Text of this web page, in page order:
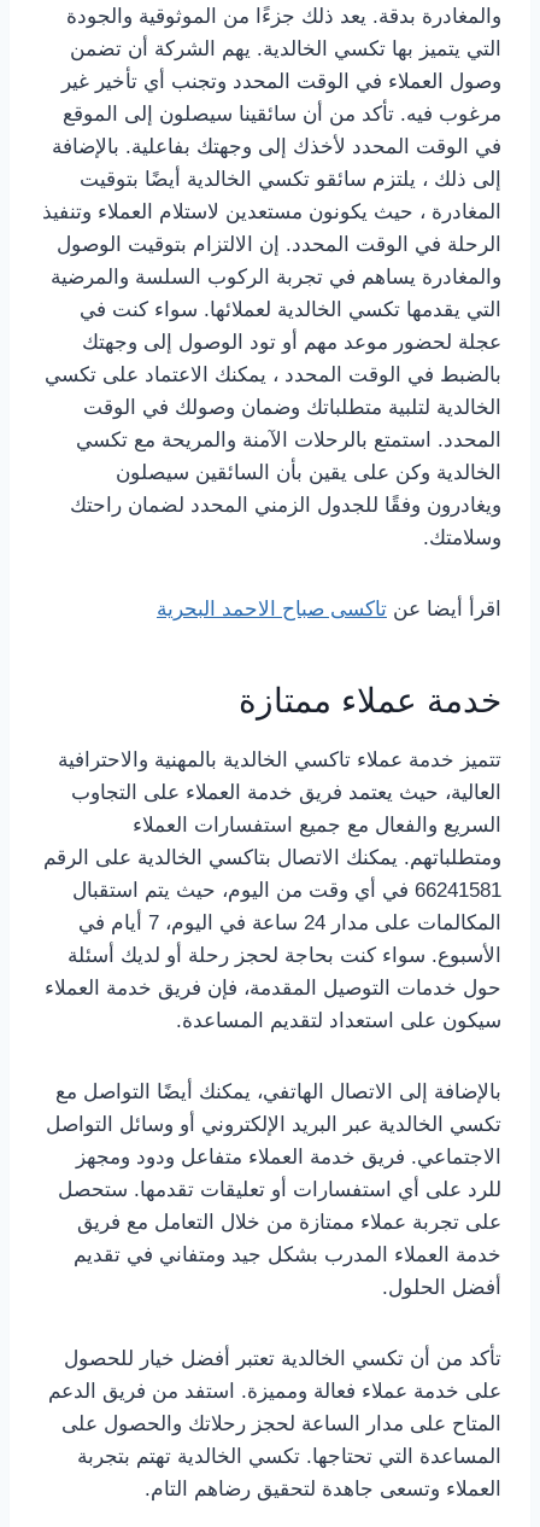
والمغادرة بدقة. يعد ذلك جزءًا من الموثوقية والجودة
التي يتميز بها تكسي الخالدية. يهم الشركة أن تضمن
وصول العملاء في الوقت المحدد وتجنب أي تأخير غير
مرغوب فيه. تأكد من أن سائقينا سيصلون إلى الموقع
في الوقت المحدد لأخذك إلى وجهتك بفاعلية. بالإضافة
إلى ذلك ، يلتزم سائقو تكسي الخالدية أيضًا بتوقيت
المغادرة ، حيث يكونون مستعدين لاستلام العملاء وتنفيذ
الرحلة في الوقت المحدد. إن الالتزام بتوقيت الوصول
والمغادرة يساهم في تجربة الركوب السلسة والمرضية
التي يقدمها تكسي الخالدية لعملائها. سواء كنت في
عجلة لحضور موعد مهم أو تود الوصول إلى وجهتك
بالضبط في الوقت المحدد ، يمكنك الاعتماد على تكسي
الخالدية لتلبية متطلباتك وضمان وصولك في الوقت
المحدد. استمتع بالرحلات الآمنة والمريحة مع تكسي
الخالدية وكن على يقين بأن السائقين سيصلون
ويغادرون وفقًا للجدول الزمني المحدد لضمان راحتك
وسلامتك.
اقرأ أيضا عن تاكسى صباح الاحمد البحرية
خدمة عملاء ممتازة
تتميز خدمة عملاء تاكسي الخالدية بالمهنية والاحترافية
العالية، حيث يعتمد فريق خدمة العملاء على التجاوب
السريع والفعال مع جميع استفسارات العملاء
ومتطلباتهم. يمكنك الاتصال بتاكسي الخالدية على الرقم
66241581 في أي وقت من اليوم، حيث يتم استقبال
المكالمات على مدار 24 ساعة في اليوم، 7 أيام في
الأسبوع. سواء كنت بحاجة لحجز رحلة أو لديك أسئلة
حول خدمات التوصيل المقدمة، فإن فريق خدمة العملاء
سيكون على استعداد لتقديم المساعدة.
بالإضافة إلى الاتصال الهاتفي، يمكنك أيضًا التواصل مع
تكسي الخالدية عبر البريد الإلكتروني أو وسائل التواصل
الاجتماعي. فريق خدمة العملاء متفاعل ودود ومجهز
للرد على أي استفسارات أو تعليقات تقدمها. ستحصل
على تجربة عملاء ممتازة من خلال التعامل مع فريق
خدمة العملاء المدرب بشكل جيد ومتفاني في تقديم
أفضل الحلول.
تأكد من أن تكسي الخالدية تعتبر أفضل خيار للحصول
على خدمة عملاء فعالة ومميزة. استفد من فريق الدعم
المتاح على مدار الساعة لحجز رحلاتك والحصول على
المساعدة التي تحتاجها. تكسي الخالدية تهتم بتجربة
العملاء وتسعى جاهدة لتحقيق رضاهم التام.